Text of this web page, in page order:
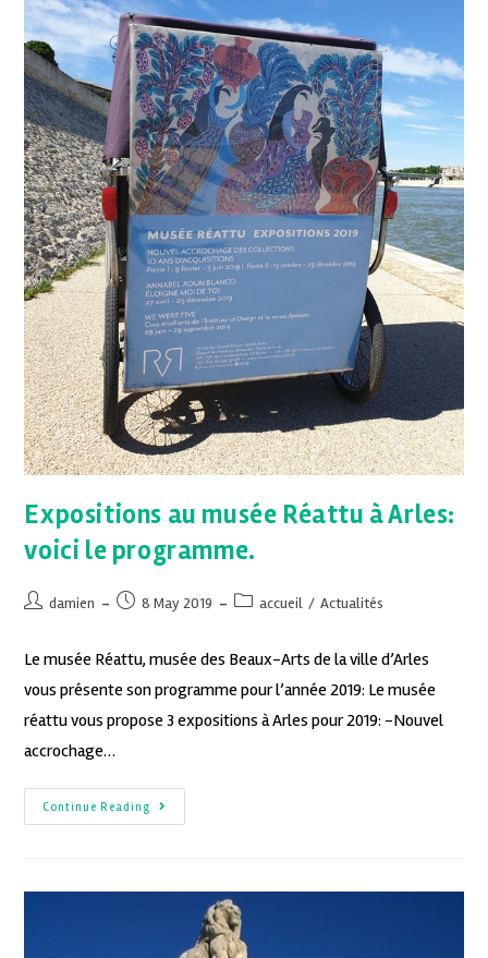
Expositions au musée Réattu à Arles:
voici le programme.
damien 8 May 2019 accueil / Actualités
Le musée Réattu, musée des Beaux-Arts de la ville d’Arles
vous présente son programme pour l’année 2019: Le musée
réattu vous propose 3 expositions à Arles pour 2019: -Nouvel
accrochage…
Continue Reading